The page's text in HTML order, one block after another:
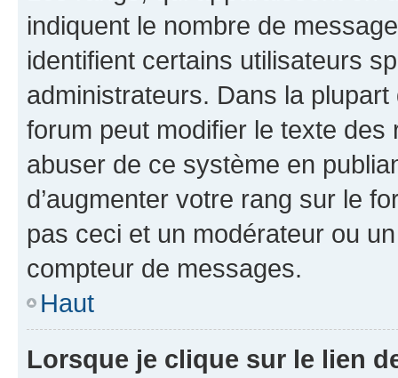
indiquent le nombre de
identifient certains utilisateurs
administrateurs. Dans la
forum peut modifier le texte
abuser de ce système en
d’augmenter votre rang sur le
pas ceci et un modérateur ou
compteur de messages.
Haut
Lorsque je clique sur le lien